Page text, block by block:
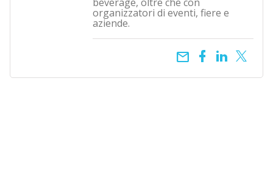
organizzatori di eventi, fiere e
aziende.
email